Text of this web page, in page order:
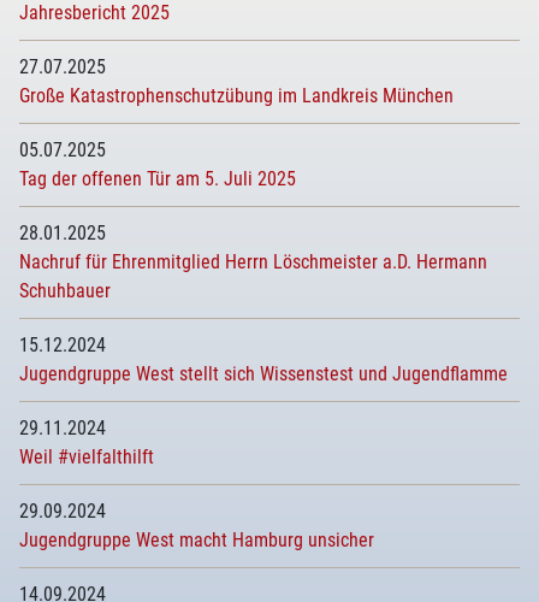
Jahresbericht 2025
27.07.2025
Große Katastrophenschutzübung im Landkreis München
05.07.2025
Tag der offenen Tür am 5. Juli 2025
28.01.2025
Nachruf für Ehrenmitglied Herrn Löschmeister a.D. Hermann
Schuhbauer
15.12.2024
Jugendgruppe West stellt sich Wissenstest und Jugendflamme
29.11.2024
Weil #vielfalthilft
29.09.2024
Jugendgruppe West macht Hamburg unsicher
14.09.2024